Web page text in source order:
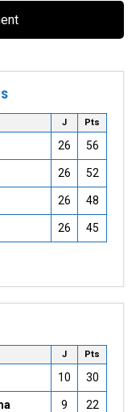
J Pts
26 56
26 52
26 48
26 45
J Pts
10 30
9 22